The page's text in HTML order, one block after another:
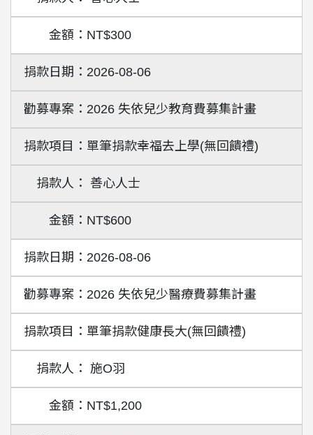
NT$300
2026-08-06
2026 失依兒少教育費募集計畫
單筆捐款幸福去上學(無回饋禮)
善心人士
NT$600
2026-08-06
2026 失依兒少醫療費募集計畫
單筆捐款健康長大(無回饋禮)
施O羽
NT$1,200